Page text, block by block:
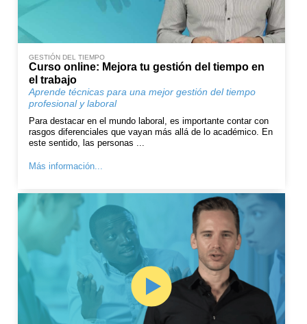
GESTIÓN DEL TIEMPO
Curso online: Mejora tu gestión del tiempo en
el trabajo
Aprende técnicas para una mejor gestión del tiempo
profesional y laboral
Para destacar en el mundo laboral, es importante contar con
rasgos diferenciales que vayan más allá de lo académico. En
este sentido, las personas ...
Más información...